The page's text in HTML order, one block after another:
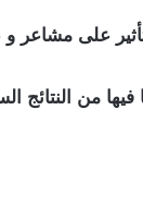
على
من النتائج